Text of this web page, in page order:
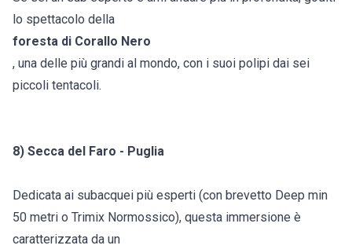
lo spettacolo della
foresta di Corallo Nero
, una delle più grandi al mondo, con i suoi polipi dai sei
piccoli tentacoli.
8) Secca del Faro - Puglia
Dedicata ai subacquei più esperti (con brevetto Deep min
50 metri o Trimix Normossico), questa immersione è
caratterizzata da un